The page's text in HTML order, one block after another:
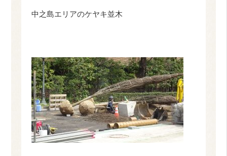
中之島エリアのケヤキ並木